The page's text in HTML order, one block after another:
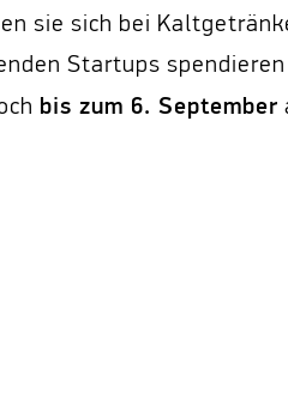
sie sich bei
Startups
bis zum 6. September